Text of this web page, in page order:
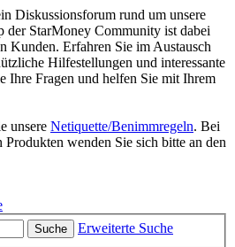
Diskussionsforum rund um unsere
der StarMoney Community ist dabei
Kunden. Erfahren Sie im Austausch
Hilfestellungen und interessante
Ihre Fragen und helfen Sie mit Ihrem
unsere Netiquette/Benimmregeln. Bei
Produkten wenden Sie sich bitte an den
Suche Erweiterte Suche